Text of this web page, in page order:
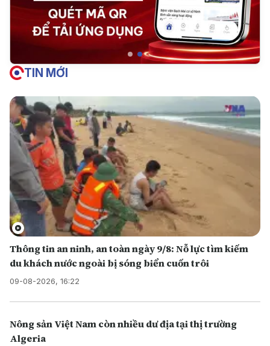
TIN MỚI
Thông tin an ninh, an toàn ngày 9/8: Nỗ lực tìm kiếm
du khách nước ngoài bị sóng biển cuốn trôi
09-08-2026, 16:22
Nông sản Việt Nam còn nhiều dư địa tại thị trường
Algeria